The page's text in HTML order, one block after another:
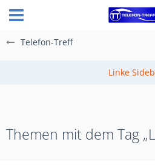
Telefon-Treff
Themen mit dem Tag